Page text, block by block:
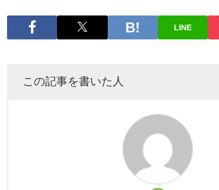
LINE
この記事を書いた人